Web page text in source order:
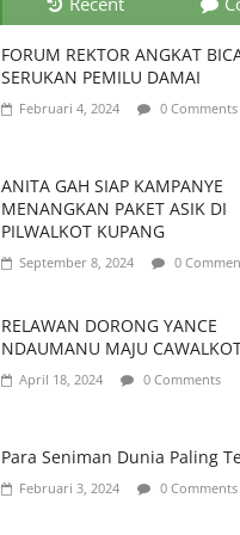
FORUM REKTOR ANGKAT
SERUKAN PEMILU DAMAI
Februari 4, 2024 0 Comments
ANITA GAH SIAP KAMPANYE
MENANGKAN PAKET ASIK DI
PILWALKOT KUPANG
September 8, 2024 0
RELAWAN DORONG YANCE
NDAUMANU MAJU
April 18, 2024 0 Comments
Para Seniman Dunia Paling
Februari 3, 2024 0 Comments